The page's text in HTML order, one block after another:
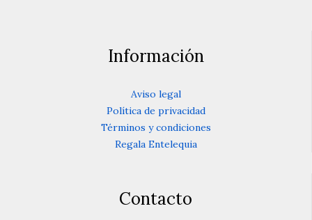
Información
Aviso legal
Política de privacidad
Términos y condiciones
Regala Entelequia
Contacto